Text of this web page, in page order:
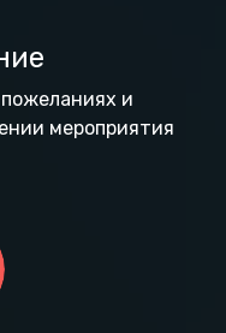
и
мероприятия